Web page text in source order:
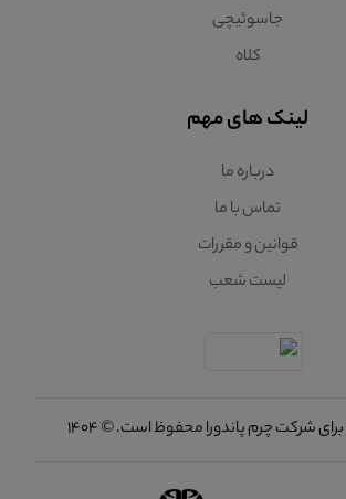
جاسوئیچی
کلاه
لینک های مهم
درباره ما
تماس با ما
قوانین و مقررات
لیست شعب
شرکت چرم پاندورا محفوظ است. © 1404